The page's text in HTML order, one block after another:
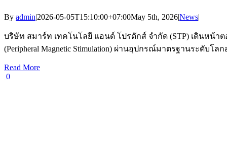
By admin|2026-05-05T15:10:00+07:00May 5th, 2026|News|
บริษัท สมาร์ท เทคโนโลยี แอนด์ โปรดักส์ จำกัด (STP) เดินหน้
(Peripheral Magnetic Stimulation) ผ่านอุปกรณ์มาตรฐานระดับโลก
Read More
0